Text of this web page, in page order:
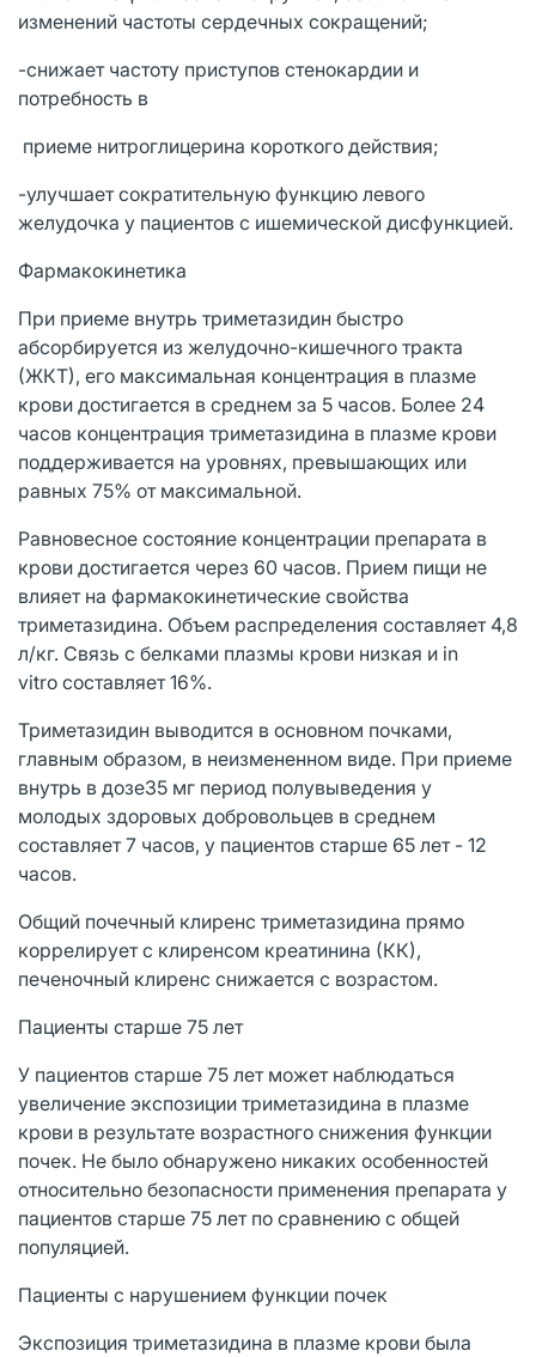
изменений частоты сердечных сокращений;
-снижает частоту приступов стенокардии и
потребность в
приеме нитроглицерина короткого действия;
-улучшает сократительную функцию левого
желудочка у пациентов с ишемической дисфункцией.
Фармакокинетика
При приеме внутрь триметазидин быстро
абсорбируется из желудочно-кишечного тракта
(ЖКТ), его максимальная концентрация в плазме
крови достигается в среднем за 5 часов. Более 24
часов концентрация триметазидина в плазме крови
поддерживается на уровнях, превышающих или
равных 75% от максимальной.
Равновесное состояние концентрации препарата в
крови достигается через 60 часов. Прием пищи не
влияет на фармакокинетические свойства
триметазидина. Объем распределения составляет 4,8
л/кг. Связь с белками плазмы крови низкая и in
vitro составляет 16%.
Триметазидин выводится в основном почками,
главным образом, в неизмененном виде. При приеме
внутрь в дозе35 мг период полувыведения у
молодых здоровых добровольцев в среднем
составляет 7 часов, у пациентов старше 65 лет - 12
часов.
Общий почечный клиренс триметазидина прямо
коррелирует с клиренсом креатинина (КК),
печеночный клиренс снижается с возрастом.
Пациенты старше 75 лет
У пациентов старше 75 лет может наблюдаться
увеличение экспозиции триметазидина в плазме
крови в результате возрастного снижения функции
почек. Не было обнаружено никаких особенностей
относительно безопасности применения препарата у
пациентов старше 75 лет по сравнению с общей
популяцией.
Пациенты с нарушением функции почек
Экспозиция триметазидина в плазме крови была